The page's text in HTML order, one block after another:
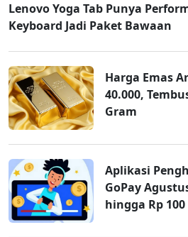
Lenovo Yoga Tab Punya
Keyboard Jadi Paket Bawaan
Harga Emas
40.000,
Gram
Aplikasi
GoPay
hingga Rp